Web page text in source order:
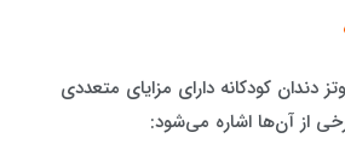
دندان کودکانه دارای مزایای متعددی
از آن‌ها اشاره می‌شود: